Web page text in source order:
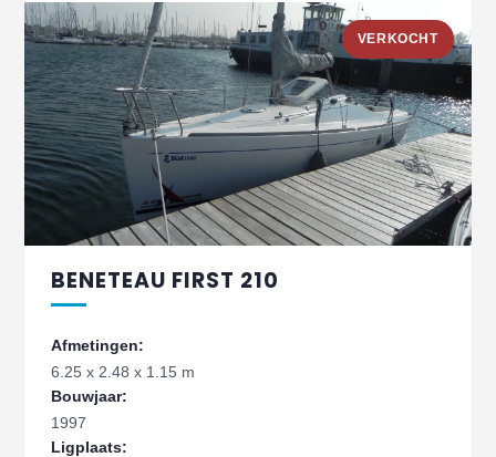
VERKOCHT
BENETEAU FIRST 210
Afmetingen:
6.25 x 2.48 x 1.15 m
Bouwjaar:
1997
Ligplaats: